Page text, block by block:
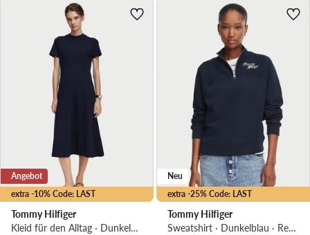
extra -10% Code: LAST
Angebot
Tommy Hilfiger
Kleid für den Alltag · Dunkelblau · Midi
extra -25% Code: LAST
Neu
Tommy Hilfiger
Sweatshirt · Dunkelblau · Regular Fit